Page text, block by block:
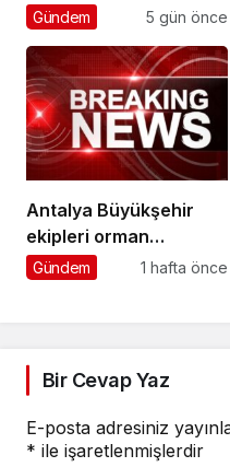
Koordinasyon
Gündem 5 gün önce
Antalya Büyükşehir
ekipleri orman
yangınlarını söndürme
Gündem 1 hafta önce
Bir Cevap Yaz
E-posta adresiniz
* ile işaretlenmişlerdir